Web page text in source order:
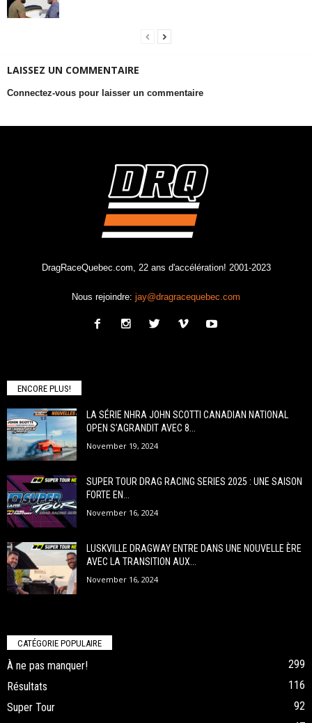
LAISSEZ UN COMMENTAIRE
Connectez-vous pour laisser un commentaire
DragRaceQuebec.com, 22 ans d'accélération! 2001-2023
Nous rejoindre: jay@dragracequebec.com
ENCORE PLUS!
LA SÉRIE NHRA JOHN SCOTTI CANADIAN NATIONAL
OPEN S’AGRANDIT AVEC 8...
November 19, 2024
SUPER TOUR DRAG RACING SERIES 2025 : UNE SAISON
FORTE EN...
November 16, 2024
LUSKVILLE DRAGWAY ENTRE DANS UNE NOUVELLE ÈRE
AVEC LA TRANSITION AUX...
November 16, 2024
CATÉGORIE POPULAIRE
À ne pas manquer!
299
Résultats
116
Super Tour
92